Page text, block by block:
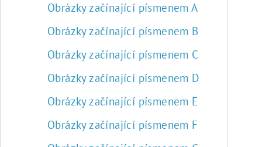
Obrázky začínající písmenem A
Obrázky začínající písmenem B
Obrázky začínající písmenem C
Obrázky začínající písmenem D
Obrázky začínající písmenem E
Obrázky začínající písmenem F